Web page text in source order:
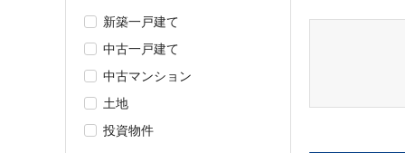
新築一戸建て
中古一戸建て
中古マンション
土地
投資物件